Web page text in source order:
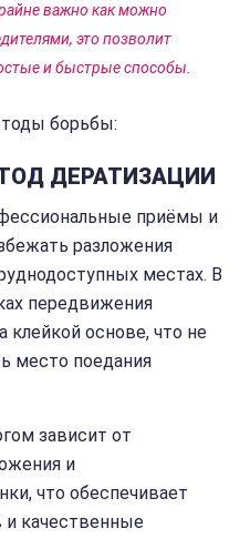
важно как можно
это позволит
и быстрые способы.
борьбы:
ДЕРАТИЗАЦИИ
приёмы и
разложения
местах. В
передвижения
клейкой основе, что не
место поедания
зависит от
и
что обеспечивает
качественные